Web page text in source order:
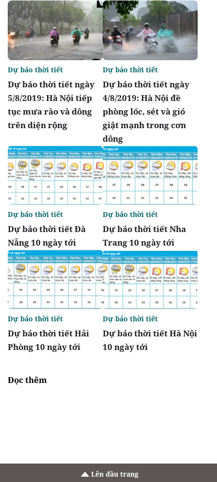
Dự báo thời tiết ngày
5/8/2019: Hà Nội tiếp
tục mưa rào và dông
trên diện rộng
Dự báo thời tiết
Dự báo thời tiết ngày
4/8/2019: Hà Nội đề
phòng lốc, sét và gió
giật mạnh trong cơn
dông
Dự báo thời tiết
Dự báo thời tiết Đà
Nẵng 10 ngày tới
Dự báo thời tiết
Dự báo thời tiết Nha
Trang 10 ngày tới
Dự báo thời tiết
Dự báo thời tiết Hải
Phòng 10 ngày tới
Dự báo thời tiết
Dự báo thời tiết Hà Nội
10 ngày tới
Dự báo thời tiết
Đọc thêm
Lên đầu trang